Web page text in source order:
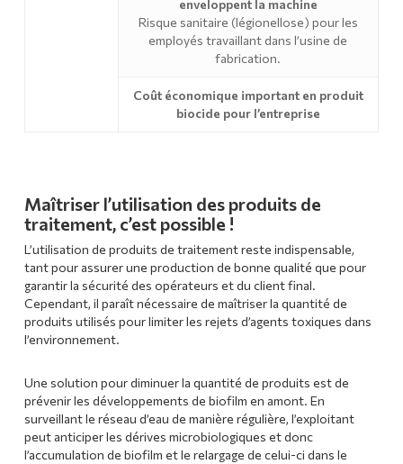
enveloppent la machine
Risque sanitaire (légionellose) pour les
employés travaillant dans l’usine de
fabrication.
Coût économique important en produit
biocide pour l’entreprise
Maîtriser l’utilisation des produits de
traitement, c’est possible !
L’utilisation de produits de traitement reste indispensable,
tant pour assurer une production de bonne qualité que pour
garantir la sécurité des opérateurs et du client final.
Cependant, il paraît nécessaire de maîtriser la quantité de
produits utilisés pour limiter les rejets d’agents toxiques dans
l’environnement.
Une solution pour diminuer la quantité de produits est de
prévenir les développements de biofilm en amont. En
surveillant le réseau d’eau de manière régulière, l’exploitant
peut anticiper les dérives microbiologiques et donc
l’accumulation de biofilm et le relargage de celui-ci dans le